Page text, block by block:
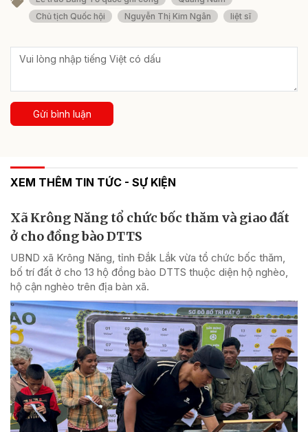
Chủ tịch Quốc hội
Nguyễn Thị Kim Ngân liệt sĩ
Gửi bình luận
XEM THÊM TIN TỨC - SỰ KIỆN
Xã Krông Năng tổ chức bốc thăm và giao đất
ở cho đồng bào DTTS
UBND xã Krông Năng, tỉnh Đắk Lắk vừa tổ chức bốc thăm,
bố trí đất ở cho 13 hộ đồng bào DTTS thuộc diện hộ nghèo,
hộ cận nghèo trên địa bàn xã.